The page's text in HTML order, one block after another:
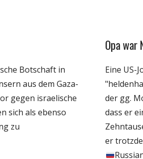
Botschaft in
aus dem Gaza-
gegen israelische
sich als ebenso
zu
Politik
Opa war
Eine US-
der gg.
dass er
er